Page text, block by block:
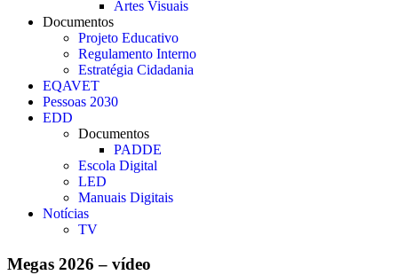
Artes Visuais
Documentos
Projeto Educativo
Regulamento Interno
Estratégia Cidadania
EQAVET
Pessoas 2030
EDD
Documentos
PADDE
Escola Digital
LED
Manuais Digitais
Notícias
TV
Megas 2026 – vídeo